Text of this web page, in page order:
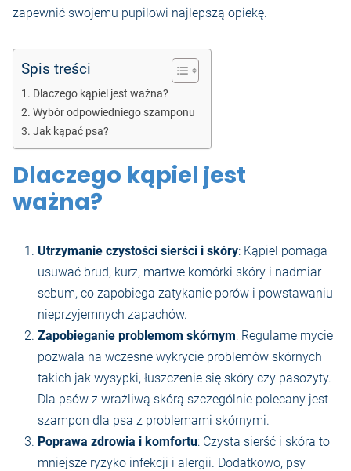
zapewnić swojemu pupilowi najlepszą opiekę.
Spis treści
Dlaczego kąpiel jest ważna?
Wybór odpowiedniego szamponu
Jak kąpać psa?
Dlaczego kąpiel jest
ważna?
Utrzymanie czystości sierści i skóry: Kąpiel pomaga
usuwać brud, kurz, martwe komórki skóry i nadmiar
sebum, co zapobiega zatykanie porów i powstawaniu
nieprzyjemnych zapachów.
Zapobieganie problemom skórnym: Regularne mycie
pozwala na wczesne wykrycie problemów skórnych
takich jak wysypki, łuszczenie się skóry czy pasożyty.
Dla psów z wrażliwą skórą szczególnie polecany jest
szampon dla psa z problemami skórnymi.
Poprawa zdrowia i komfortu: Czysta sierść i skóra to
mniejsze ryzyko infekcji i alergii. Dodatkowo, psy